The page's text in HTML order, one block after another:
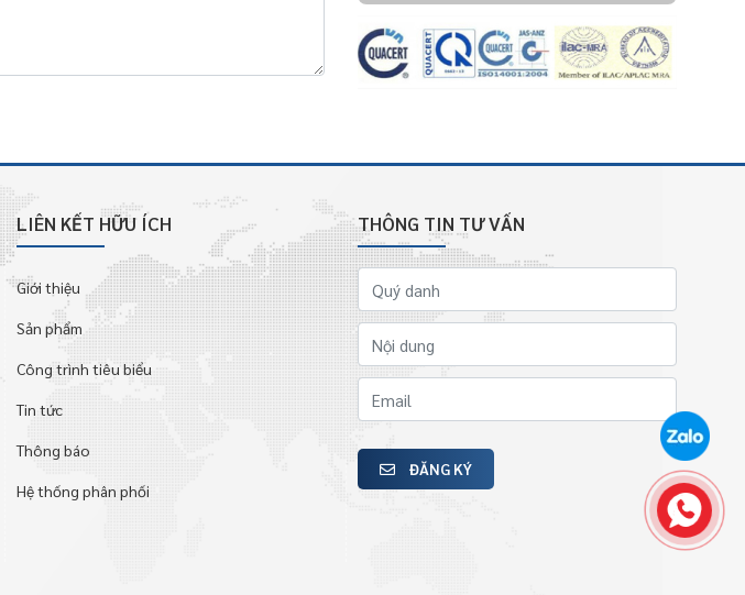
LIÊN KẾT HỮU ÍCH
Giới thiệu
Sản phẩm
Công trình tiêu biểu
Tin tức
Thông báo
Hệ thống phân phối
THÔNG TIN TƯ VẤN
ĐĂNG KÝ